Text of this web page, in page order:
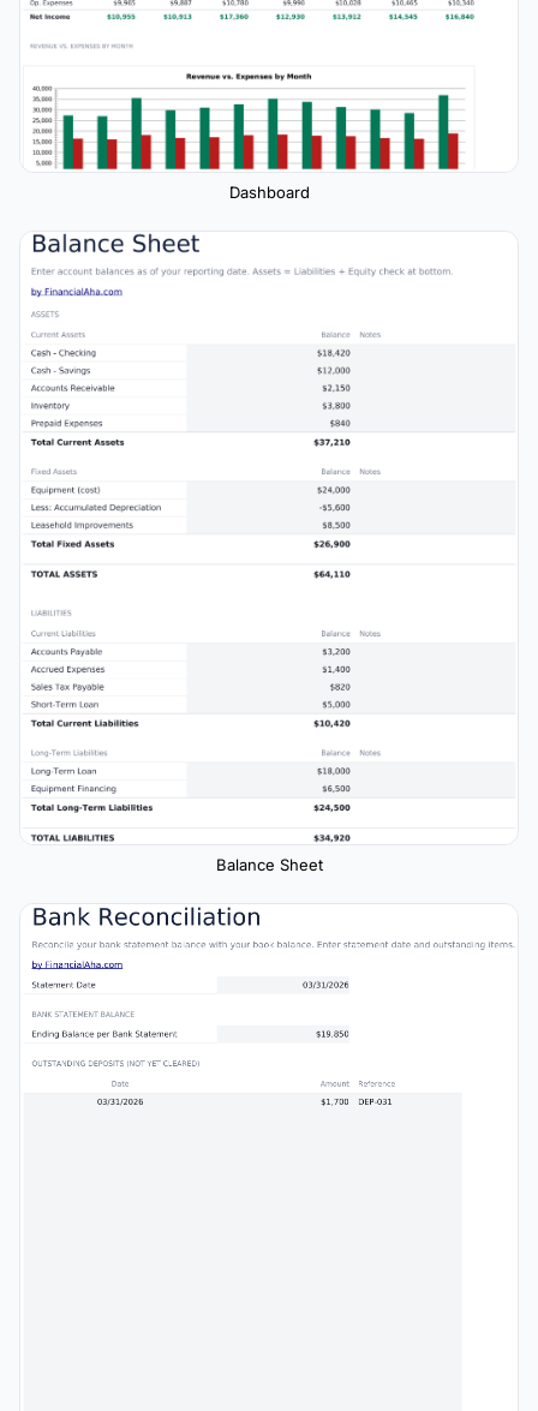
Dashboard
Balance Sheet